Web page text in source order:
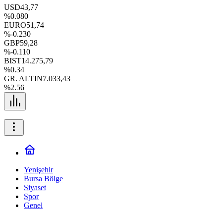
USD43,77
%0.080
EURO51,74
%-0.230
GBP59,28
%-0.110
BIST14.275,79
%0.34
GR. ALTIN7.033,43
%2.56
Yenişehir
Bursa Bölge
Siyaset
Spor
Genel